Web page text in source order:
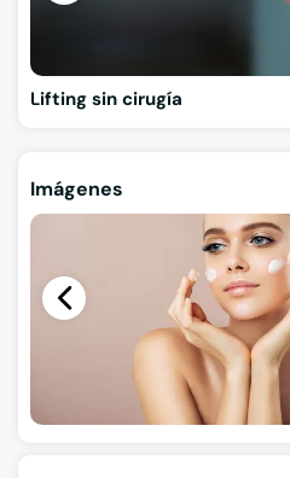
Lifting sin cirugía
Imágenes